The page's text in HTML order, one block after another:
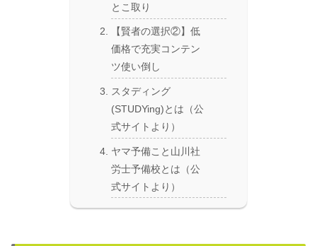
とこ取り
【賢者の選択②】低
価格で充実コンテン
ツ使い倒し
スタディング
(STUDYing)とは（公
式サイトより）
ヤマ予備こと山川社
労士予備校とは（公
式サイトより）